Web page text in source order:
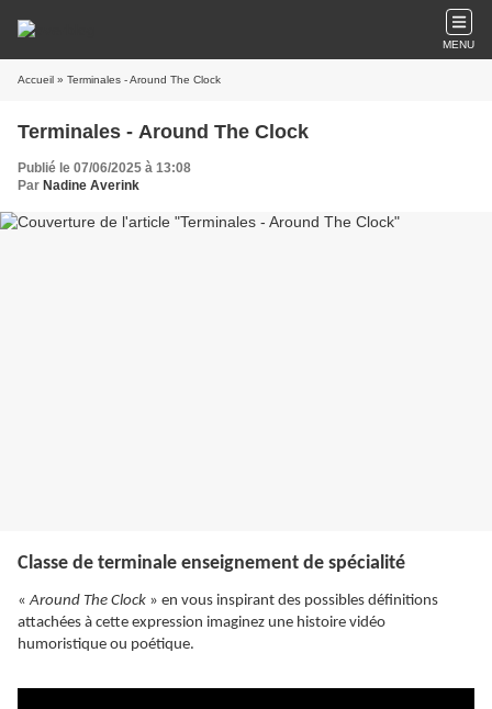
MENU
Accueil » Terminales - Around The Clock
Terminales - Around The Clock
Publié le 07/06/2025 à 13:08
Par Nadine Averink
Classe de terminale enseignement de spécialité
« Around The Clock » en vous inspirant des possibles définitions
attachées à cette expression imaginez une histoire vidéo
humoristique ou poétique.